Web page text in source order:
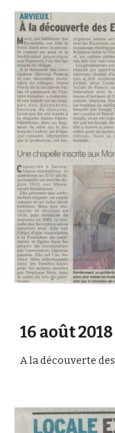
16 août
A la découverte